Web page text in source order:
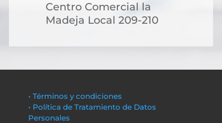
Centro Comercial la
Madeja Local 209-210
• Términos y condiciones
• Política de Tratamiento de Datos
Personales